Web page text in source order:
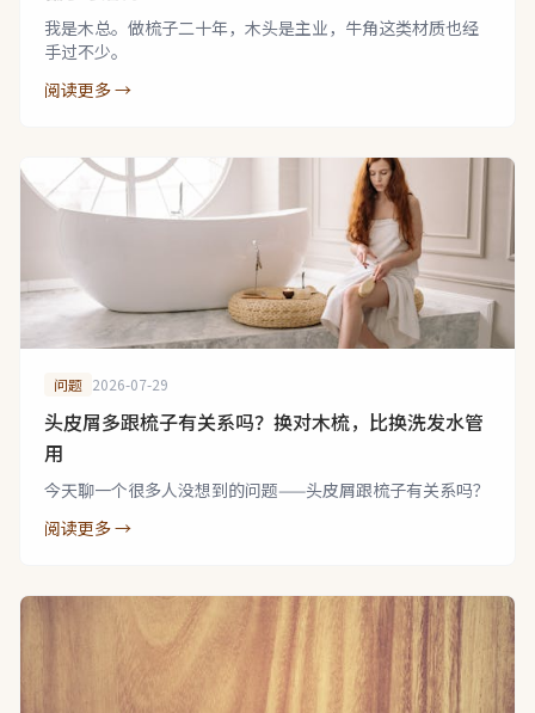
我是木总。做梳子二十年，木头是主业，牛角这类材质也经
手过不少。
阅读更多 →
问题 2026-07-29
头皮屑多跟梳子有关系吗？换对木梳，比换洗发水管
用
今天聊一个很多人没想到的问题——头皮屑跟梳子有关系吗？
阅读更多 →